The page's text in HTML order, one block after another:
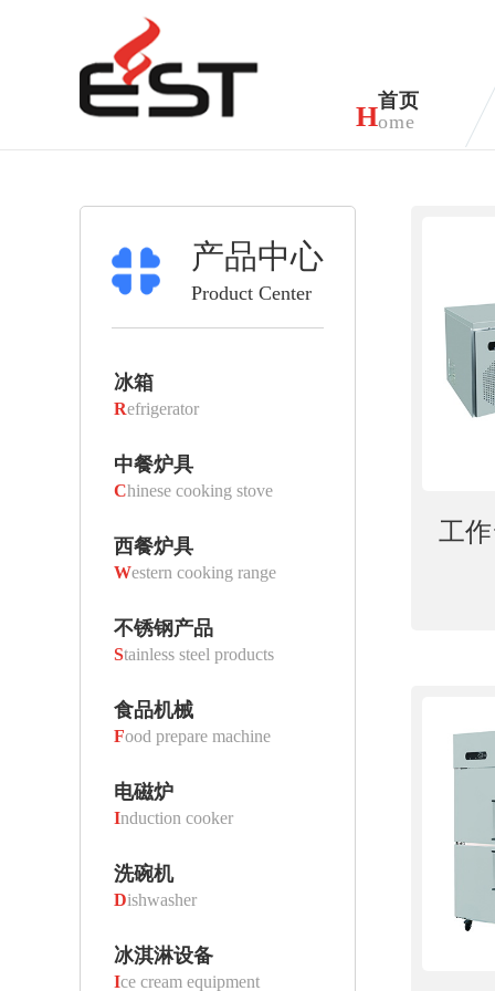
首页
ome
H
产品中心
Product Center
冰箱
Refrigerator
中餐炉具
Chinese cooking stove
西餐炉具
Western cooking range
不锈钢产品
Stainless steel products
食品机械
Food prepare machine
电磁炉
Induction cooker
洗碗机
Dishwasher
冰淇淋设备
Ice cream equipment
工